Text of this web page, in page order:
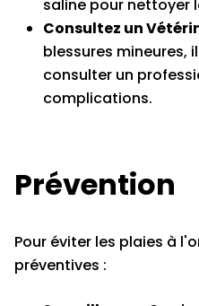
saline pour nettoyer
Consultez un
blessures mineures,
consulter un
complications.
Prévention
Pour éviter les plaies à
préventives :